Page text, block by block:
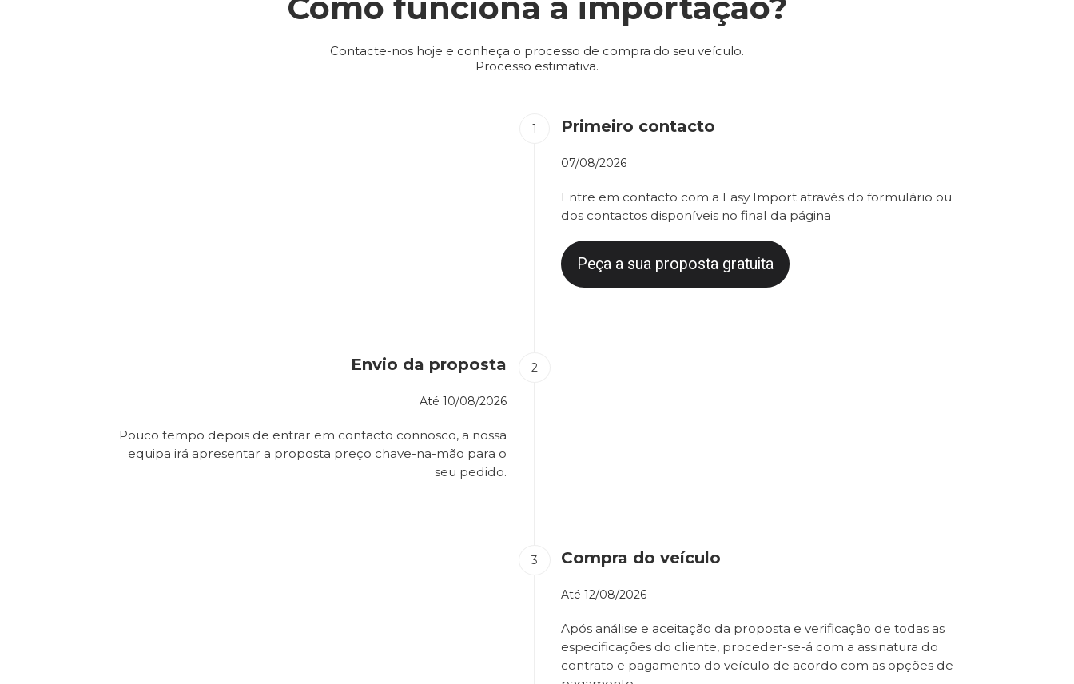
Contacte-nos hoje e conheça o processo de compra do seu veículo.
Processo estimativa.
Primeiro contacto
07/08/2026
Entre em contacto com a Easy Import através do formulário ou
dos contactos disponíveis no final da página
Peça a sua proposta gratuita
Envio da proposta
Até 10/08/2026
Pouco tempo depois de entrar em contacto connosco, a nossa
equipa irá apresentar a proposta preço chave-na-mão para o
seu pedido.
Compra do veículo
Até 12/08/2026
Após análise e aceitação da proposta e verificação de todas as
especificações do cliente, proceder-se-á com a assinatura do
contrato e pagamento do veículo de acordo com as opções de